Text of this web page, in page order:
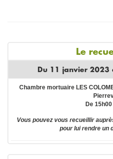
Le
Du 11 janvier
Chambre mortuaire LES
De
Vous pouvez vous recueillir
pour lui rendre un